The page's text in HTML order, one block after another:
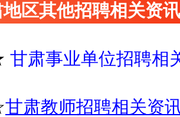
区其他招聘相关资
甘肃事业单位招聘相
甘肃教师招聘相关资